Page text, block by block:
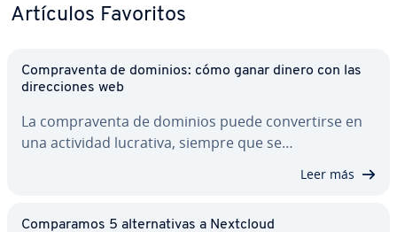
Artículos Favoritos
Co­m­pra­ve­n­ta de dominios: cómo ganar dinero con las
di­re­c­cio­nes web
La co­m­pra­ve­n­ta de dominios puede co­n­ve­r­ti­r­se en
una actividad lucrativa, siempre que se…
Leer más
Co­m­pa­ra­mos 5 al­te­r­na­ti­vas a Nextcloud